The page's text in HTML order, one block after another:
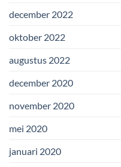
december 2022
oktober 2022
augustus 2022
december 2020
november 2020
mei 2020
januari 2020